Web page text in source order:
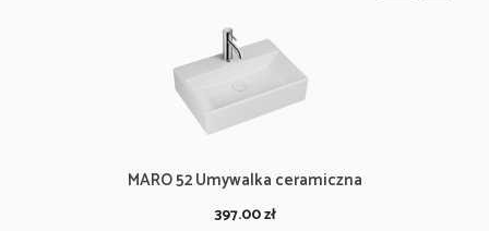
MARO 52 Umywalka ceramiczna
397.00zł